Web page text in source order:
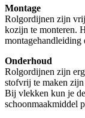
Montage
Rolgordijnen zijn
kozijn te monteren.
montagehandleiding
Onderhoud
Rolgordijnen zijn
stofvrij te maken
Bij vlekken kun je
schoonmaakmiddel